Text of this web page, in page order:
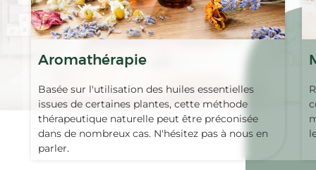
Aromathérapie
Basée sur l'utilisation des huiles essentielles
issues de certaines plantes, cette méthode
thérapeutique naturelle peut être préconisée
dans de nombreux cas. N'hésitez pas à nous en
parler.